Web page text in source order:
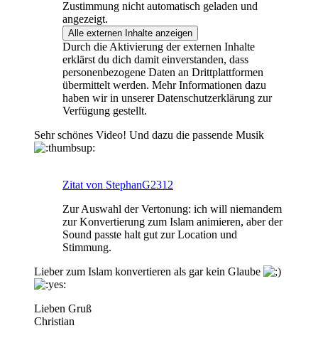
Zustimmung nicht automatisch geladen und
angezeigt.
Alle externen Inhalte anzeigen
Durch die Aktivierung der externen Inhalte
erklärst du dich damit einverstanden, dass
personenbezogene Daten an Drittplattformen
übermittelt werden. Mehr Informationen dazu
haben wir in unserer Datenschutzerklärung zur
Verfügung gestellt.
Sehr schönes Video! Und dazu die passende Musik
Zitat von StephanG2312
Zur Auswahl der Vertonung: ich will niemandem
zur Konvertierung zum Islam animieren, aber der
Sound passte halt gut zur Location und
Stimmung.
Lieber zum Islam konvertieren als gar kein Glaube
Lieben Gruß
Christian